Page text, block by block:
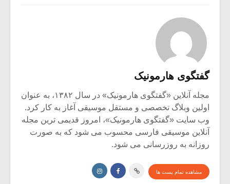
گفتگوی هارمونیک
مجله آنلاین «گفتگوی هارمونیک» در سال ۱۳۸۲، به عنوان
اولین وبلاگ تخصصی و مستقل موسیقی آغاز به کار کرد.
وب سایت «گفتگوی هارمونیک»، امروز قدیمی ترین مجله
آنلاین موسیقی فارسی محسوب می شود که به صورت
روزانه به روزرسانی می شود.
مشاهده تمام پست ها